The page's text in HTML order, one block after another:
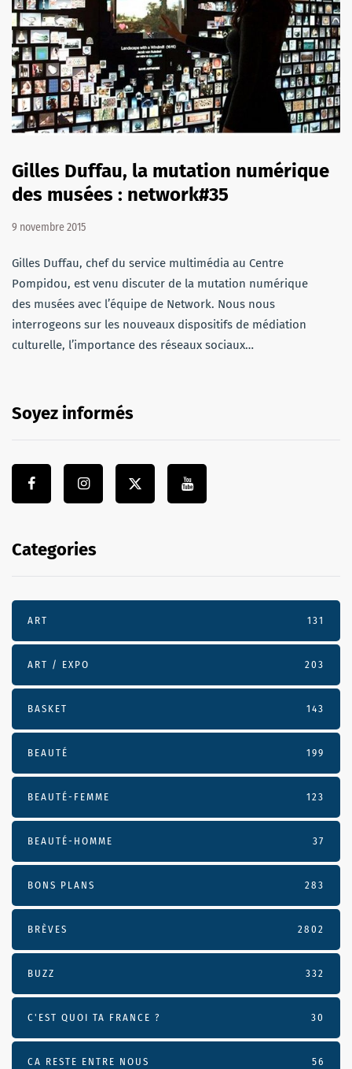
Gilles Duffau, la mutation numérique
des musées : network#35
9 novembre 2015
Gilles Duffau, chef du service multimédia au Centre
Pompidou, est venu discuter de la mutation numérique
des musées avec l’équipe de Network. Nous nous
interrogeons sur les nouveaux dispositifs de médiation
culturelle, l’importance des réseaux sociaux…
Soyez informés
Categories
ART 131
ART / EXPO 203
BASKET 143
BEAUTÉ 199
BEAUTÉ-FEMME 123
BEAUTÉ-HOMME 37
BONS PLANS 283
BRÈVES 2802
BUZZ 332
C'EST QUOI TA FRANCE ? 30
CA RESTE ENTRE NOUS 56